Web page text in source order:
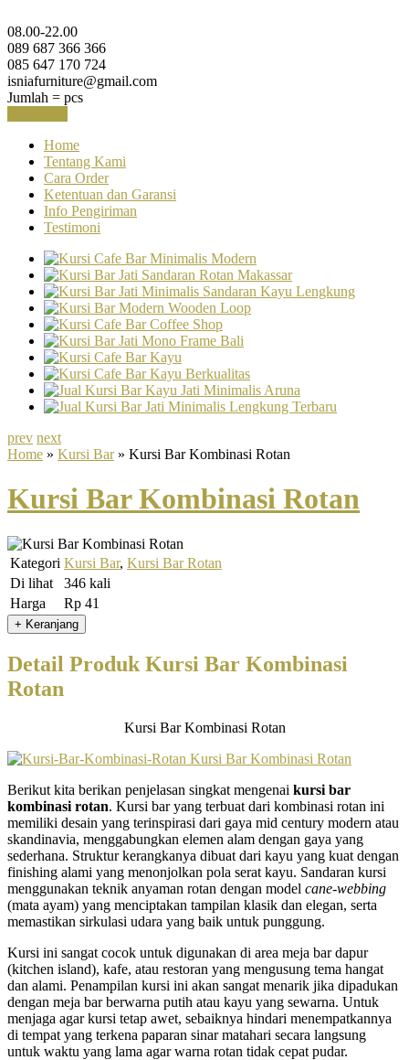
08.00-22.00
089 687 366 366
085 647 170 724
isniafurniture@gmail.com
Jumlah = pcs
Home
Tentang Kami
Cara Order
Ketentuan dan Garansi
Info Pengiriman
Testimoni
prev next
Home » Kursi Bar» Kursi Bar Kombinasi Rotan
Kursi Bar Kombinasi Rotan
Kategori Kursi Bar, Kursi Bar Rotan
Di lihat
346 kali
Harga
Rp 41
Detail Produk Kursi Bar Kombinasi
Rotan
Kursi Bar Kombinasi Rotan
Berikut kita berikan penjelasan singkat mengenai kursi bar
kombinasi rotan. Kursi bar yang terbuat dari kombinasi rotan ini
memiliki desain yang terinspirasi dari gaya mid century modern atau
skandinavia, menggabungkan elemen alam dengan gaya yang
sederhana. Struktur kerangkanya dibuat dari kayu yang kuat dengan
finishing alami yang menonjolkan pola serat kayu. Sandaran kursi
menggunakan teknik anyaman rotan dengan model cane-webbing
(mata ayam) yang menciptakan tampilan klasik dan elegan, serta
memastikan sirkulasi udara yang baik untuk punggung.
Kursi ini sangat cocok untuk digunakan di area meja bar dapur
(kitchen island), kafe, atau restoran yang mengusung tema hangat
dan alami. Penampilan kursi ini akan sangat menarik jika dipadukan
dengan meja bar berwarna putih atau kayu yang sewarna. Untuk
menjaga agar kursi tetap awet, sebaiknya hindari menempatkannya
di tempat yang terkena paparan sinar matahari secara langsung
untuk waktu yang lama agar warna rotan tidak cepat pudar.